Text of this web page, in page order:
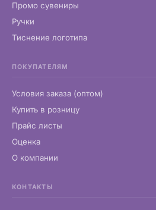
Промо сувениры
Ручки
Тиснение логотипа
ПОКУПАТЕЛЯМ
Условия заказа (оптом)
Купить в розницу
Прайс листы
Оценка
О компании
КОНТАКТЫ